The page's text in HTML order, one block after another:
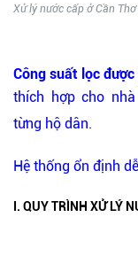
Xử lý nước cấp ở Cần
Công suất lọc
thích hợp cho
từng hộ dân.
Hệ thống ổn định
I. QUY TRÌNH XỬ LÝ